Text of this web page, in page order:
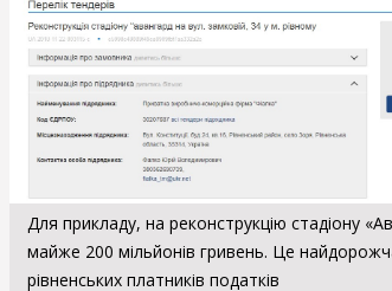
Для прикладу, на реконструкцію стадіону
майже 200 мільйонів гривень. Це
рівненських платників податків